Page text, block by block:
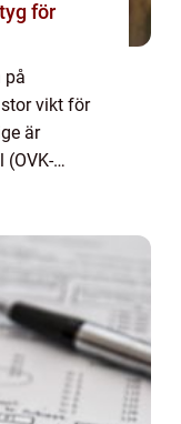
för
på
vikt för
är